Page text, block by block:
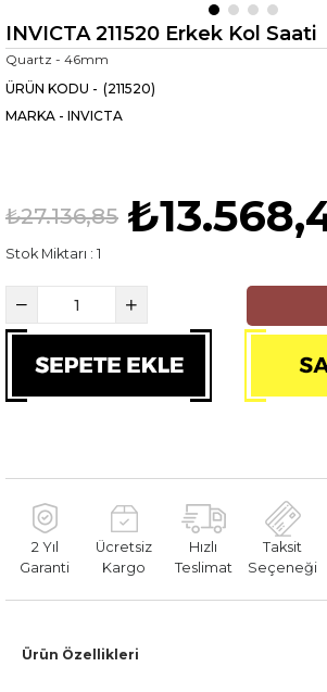
INVICTA 211520 Erkek Kol Saati
Quartz - 46mm
(211520)
MARKA - INVICTA
₺27.136,85
Stok Miktarı : 1
2 Yıl
Garanti
Ücretsiz
Kargo
Hızlı
Teslimat
Taksit
Seçeneği
Ürün Özellikleri